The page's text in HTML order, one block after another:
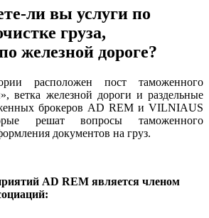
ли вы услуги по
груза,
железной дороге?
расположен пост таможенного
ветка железной дороги и раздельные
брокеров AD REM и VILNIAUS
решат вопросы таможенного
документов на груз.
AD REM является членом